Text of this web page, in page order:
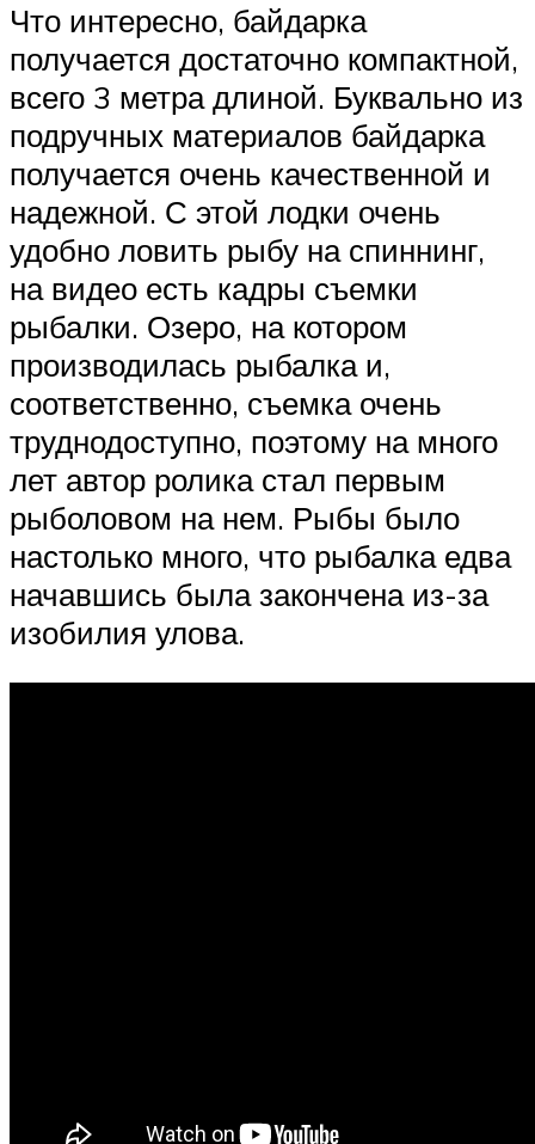
Что интересно, байдарка
получается достаточно компактной,
всего 3 метра длиной. Буквально из
подручных материалов байдарка
получается очень качественной и
надежной. С этой лодки очень
удобно ловить рыбу на спиннинг,
на видео есть кадры съемки
рыбалки. Озеро, на котором
производилась рыбалка и,
соответственно, съемка очень
труднодоступно, поэтому на много
лет автор ролика стал первым
рыболовом на нем. Рыбы было
настолько много, что рыбалка едва
начавшись была закончена из-за
изобилия улова.